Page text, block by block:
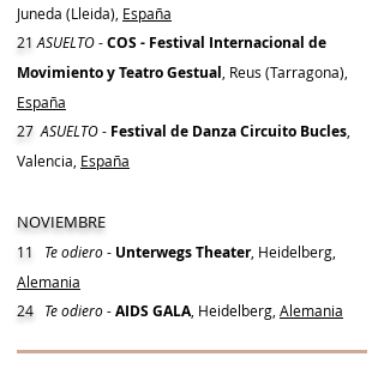
Juneda (Lleida), España
21 ASUELTO-COS - Festival Internacional de
Movimiento y Teatro Gestual , Reus (Tarragona),
España
27 ASUELTO- Festival de DanzaCircuito Bucles
Valencia, España
NOVIEMBRE
11 Te odiero- Unterwegs Theater, Heidelberg,
Alemania
24
Te odiero -AIDS GALA , Heidelberg, Alemania